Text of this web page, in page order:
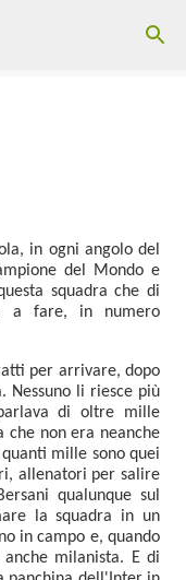
in ogni angolo del
del Mondo e
squadra che di
a fare, in numero
per arrivare, dopo
Nessuno li riesce più
di oltre mille
che non era neanche
mille sono quei
allenatori per salire
qualunque sul
la squadra in un
in campo e, quando
milanista.
E di